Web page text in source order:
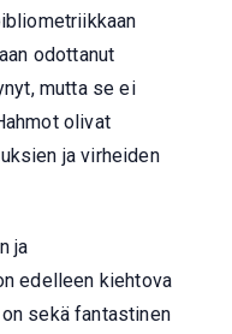
odottanut
mutta se ei
olivat
ja virheiden
ja
edelleen kiehtova
sekä fantastinen